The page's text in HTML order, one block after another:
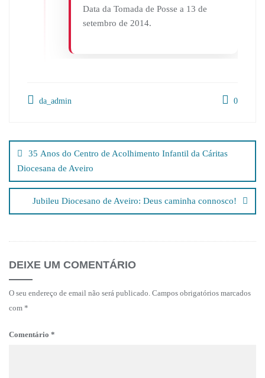
Data da Tomada de Posse a 13 de
setembro de 2014.
da_admin 0
de
artigos
35 Anos do Centro de Acolhimento Infantil da Cáritas
Diocesana de Aveiro
Jubileu Diocesano de Aveiro: Deus caminha connosco!
DEIXE UM COMENTÁRIO
O seu endereço de email não será publicado. Campos obrigatórios marcados
com *
Comentário *